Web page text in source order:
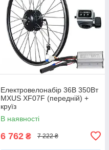
Електровелонабір 36В 350Вт
MXUS XF07F (передній) +
круїз
В наявності
6 762 ₴ 7 222 ₴